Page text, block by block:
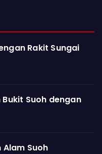
Rakit Sungai
Suoh dengan
Suoh